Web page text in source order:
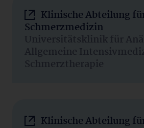
Klinische Abteilung
Schmerzmedizin
Universitätsklinik für
Allgemeine
Schmerztherapie
Klinische Abteilung